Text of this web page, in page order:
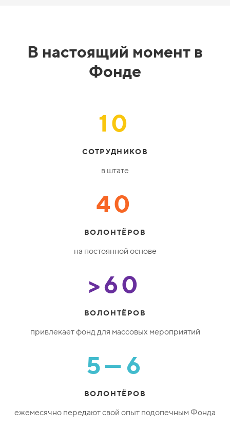
В настоящий момент в
Фонде
10
СОТРУДНИКОВ
в штате
40
ВОЛОНТЁРОВ
на постоянной основе
>60
ВОЛОНТЁРОВ
привлекает фонд для массовых мероприятий
5—6
ВОЛОНТЁРОВ
ежемесячно передают свой опыт подопечным Фонда